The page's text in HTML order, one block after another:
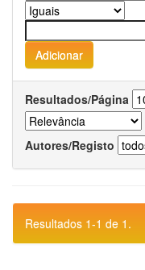
Resultados/Página
Autores/Registo
Resultados 1-1 de 1.